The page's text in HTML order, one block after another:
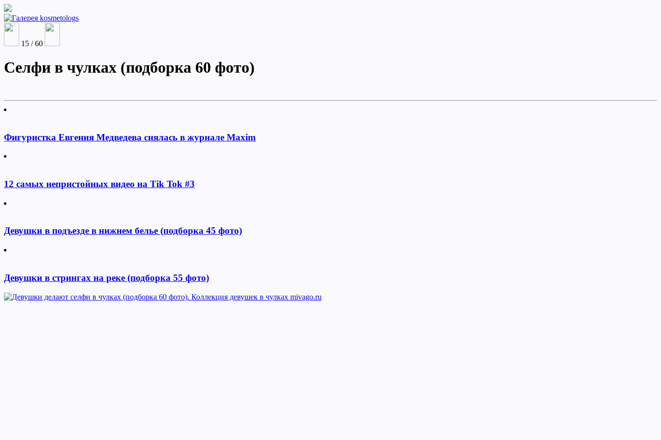
15 / 60
Селфи в чулках (подборка 60 фото)
Фигуристка Евгения Медведева снялась в журнале Maxim
12 самых непристойных видео на Tik Tok #3
Девушки в подъезде в нижнем белье (подборка 45 фото)
Девушки в стрингах на реке (подборка 55 фото)